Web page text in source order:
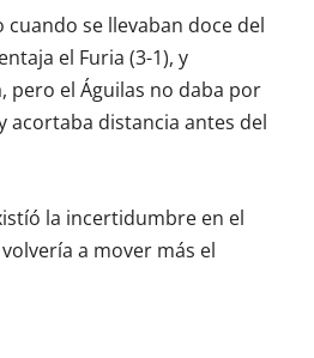
se llevaban doce del
el Furia (3-1), y
pero el Águilas no daba por
acortaba distancia antes del
la incertidumbre en el
a mover más el